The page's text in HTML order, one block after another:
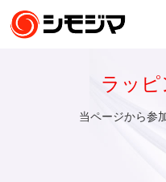
ラッピ
当ページから参